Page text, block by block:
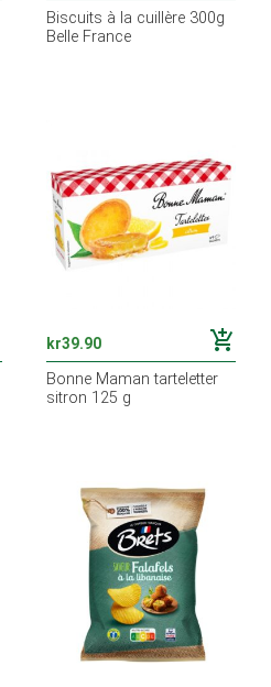
Biscuits à la cuillère 300g
Belle France
kr39.90 add_shopping_cart
Bonne Maman tarteletter
sitron 125 g